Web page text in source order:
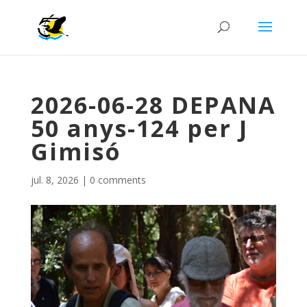
2026-06-28 DEPANA
50 anys-124 per J
Gimisó
jul. 8, 2026 | 0 comments